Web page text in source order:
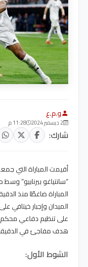
و.م.ع
2 ديسمبر 2024 11:28 م
شارك:
أقيمت المباراة التي
“سانتياغو بيرنابيو”
المباراة ضاغطًا منذ
الميدان وإجبار خيتافي
على تنظيم دفاعي محكم
هدف مفاجئ في الدقيقة 18، لولا تألق الحارس تيبو
الشوط الأول: